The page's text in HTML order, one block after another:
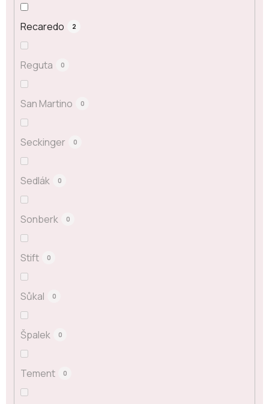
Recaredo 2
Reguta 0
San Martino 0
Seckinger 0
Sedlák 0
Sonberk 0
Stift 0
Sůkal 0
Špalek 0
Tement 0